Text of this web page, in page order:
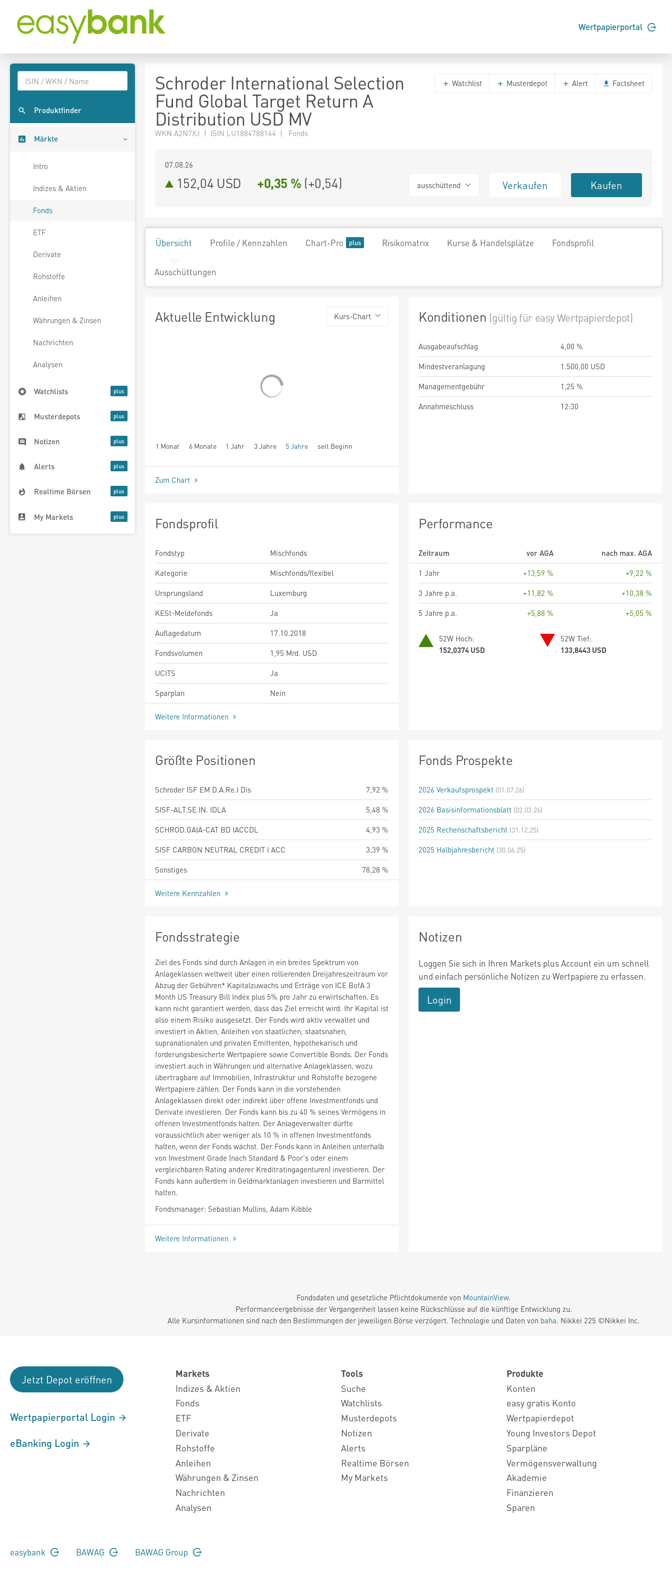
Wertpapierportal
Produktfinder
Märkte
Intro
Indizes & Aktien
Fonds
ETF
Derivate
Rohstoffe
Anleihen
Währungen & Zinsen
Nachrichten
Analysen
Watchlists
Musterdepots
Notizen
Alerts
Realtime Börsen
My Markets
Schroder International Selection
Fund Global Target Return A
Distribution USD MV
WKN A2N7XJ | ISIN LU1884788164 | Fonds
Watchlist Musterdepot Alert Factsheet
07.08.26
152,04 USD +0,35 % (+0,54) ausschüttend Verkaufen Kaufen
Übersicht Profile / Kennzahlen Chart-Pro Risikomatrix Kurse & Handelsplätze Fondsprofil
Ausschüttungen
Aktuelle Entwicklung Kurs-Chart
1 Monat 6 Monate 1 Jahr 3 Jahre 5 Jahre seit Beginn
Zum Chart
Konditionen (gültig für easy Wertpapierdepot)
Ausgabeaufschlag
4,00 %
Mindestveranlagung
1.500,00 USD
Managementgebühr
1,25 %
Annahmeschluss
12:30
Fondsprofil
Fondstyp
Mischfonds
Kategorie
Mischfonds/flexibel
Ursprungsland
Luxemburg
KESt-Meldefonds
Ja
Auflagedatum
17.10.2018
Fondsvolumen
1,95 Mrd. USD
UCITS
Ja
Sparplan
Nein
Weitere Informationen
Performance
Zeitraum vor AGA
nach max. AGA
1 Jahr
+13,59 %
+9,22 %
3 Jahre p.a.
+11,82 %
+10,38 %
5 Jahre p.a.
+5,88 % +5,05 %
52W Hoch:
152,0374 USD
52W Tief:
133,8443 USD
Größte Positionen
Schroder ISF EM D.A.Re.I Dis
7,92 %
SISF-ALT.SE.IN. IDLA
5,48 %
SCHROD.GAIA-CAT BD IACCDL
4,93 %
SISF CARBON NEUTRAL CREDIT I ACC
3,39 %
Sonstiges
78,28 %
Weitere Kennzahlen
Fonds Prospekte
2026 Verkaufsprospekt (01.07.26)
2026 Basisinformationsblatt (02.03.26)
2025 Rechenschaftsbericht (31.12.25)
2025 Halbjahresbericht (30.06.25)
Fondsstrategie
Ziel des Fonds sind durch Anlagen in ein breites Spektrum von
Anlageklassen weltweit über einen rollierenden Dreijahreszeitraum vor
Abzug der Gebühren* Kapitalzuwachs und Erträge von ICE BofA 3
Month US Treasury Bill Index plus 5% pro Jahr zu erwirtschaften. Es
kann nicht garantiert werden, dass das Ziel erreicht wird. Ihr Kapital ist
also einem Risiko ausgesetzt. Der Fonds wird aktiv verwaltet und
investiert in Aktien, Anleihen von staatlichen, staatsnahen,
supranationalen und privaten Emittenten, hypothekarisch und
forderungsbesicherte Wertpapiere sowie Convertible Bonds. Der Fonds
investiert auch in Währungen und alternative Anlageklassen, wozu
übertragbare auf Immobilien, Infrastruktur und Rohstoffe bezogene
Wertpapiere zählen. Der Fonds kann in die vorstehenden
Anlageklassen direkt oder indirekt über offene Investmentfonds und
Derivate investieren. Der Fonds kann bis zu 40 % seines Vermögens in
offenen Investmentfonds halten. Der Anlageverwalter dürfte
voraussichtlich aber weniger als 10 % in offenen Investmentfonds
halten, wenn der Fonds wächst. Der Fonds kann in Anleihen unterhalb
von Investment Grade (nach Standard & Poor's oder einem
vergleichbaren Rating anderer Kreditratingagenturen) investieren. Der
Fonds kann außerdem in Geldmarktanlagen investieren und Barmittel
halten.
Fondsmanager: Sebastian Mullins, Adam Kibble
Weitere Informationen
Notizen
Loggen Sie sich in Ihren Markets plus Account ein um schnell
und einfach persönliche Notizen zu Wertpapiere zu erfassen.
Login
Fondsdaten und gesetzliche Pflichtdokumente von MountainView.
Performanceergebnisse der Vergangenheit lassen keine Rückschlüsse auf die künftige Entwicklung zu.
Alle Kursinformationen sind nach den Bestimmungen der jeweiligen Börse verzögert. Technologie und Daten von baha. Nikkei 225 ©Nikkei Inc.
Jetzt Depot eröffnen
Wertpapierportal Login
eBanking Login
Markets
Indizes & Aktien
Fonds
ETF
Derivate
Rohstoffe
Anleihen
Währungen & Zinsen
Nachrichten
Analysen
Tools
Suche
Watchlists
Musterdepots
Notizen
Alerts
Realtime Börsen
My Markets
Produkte
Konten
easy gratis Konto
Wertpapierdepot
Young Investors Depot
Sparpläne
Vermögensverwaltung
Akademie
Finanzieren
Sparen
easybank BAWAG BAWAG Group